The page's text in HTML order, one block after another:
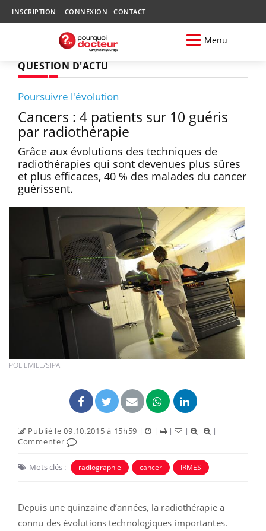
INSCRIPTION CONNEXION CONTACT
Menu
QUESTION D'ACTU
Poursuivre l'évolution
Cancers : 4 patients sur 10 guéris
par radiothérapie
Grâce aux évolutions des techniques de
radiothérapies qui sont devenues plus sûres
et plus efficaces, 40 % des malades du cancer
guérissent.
POL EMILE/SIPA
Publié le 09.10.2015 à 15h59 | | | |
|
Commenter
Mots clés : radiographie cancer IRMES
Depuis une quinzaine d’années, la radiothérapie a
connu des évolutions technologiques importantes.